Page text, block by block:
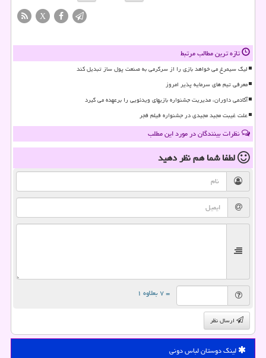
X
تازه ترین مطالب مرتبط
لیگ سیمرغ می خواهد بازی را از سرگرمی به صنعت پول ساز تبدیل کند
معرفی تیم های سرمایه پذیر امروز
آکادمی داوران، مدیریت جشنواره بازیهای ویدئویی را برعهده می گیرد
علت غیبت مجید مجیدی در جشنواره فیلم فجر
نظرات بینندگان در مورد این مطلب
لطفا شما همنظر دهید
= ۷ بعلاوه ۱
ارسال نظر
لینک دوستان لباس دونی